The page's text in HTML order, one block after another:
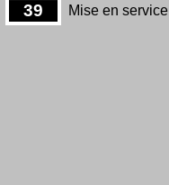
39 Mise en service